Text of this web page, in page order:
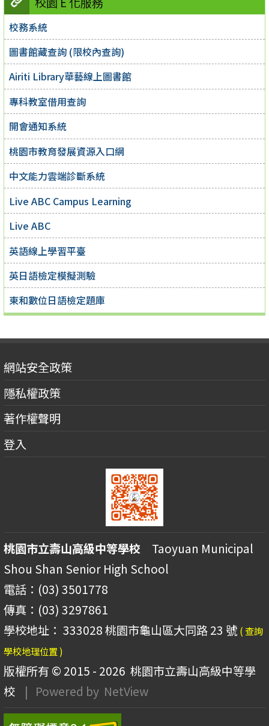
校務系統
圖書館藏查詢 (限校內查詢)
Airiti Library華藝線上圖書館
專科教室借用查詢
開會通知系統
桃園市教育發展資源入口網
中文能力雲端診斷系統
Live ABC Campus Learning
Live ABC
英語線上學習平臺
英日語檢定模擬測驗
東和數位日語檢定題庫
網站安全政策
隱私權政策
著作權聲明
登入
桃園市立壽山高級中等學校 Taoyuan Municipal
Shou Shan Senior High School
電話：(03) 3501778
傳真：(03) 3297861
學校地址： 333028 桃園市龜山區大同路 23 號 ( 查詢
學校地理位置 )
版權所有 © 2015 - 2026 桃園市立壽山高級中等學
校
| Powered by NetView